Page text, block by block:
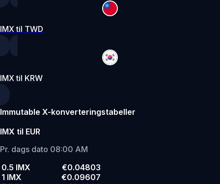
IMX til TWD
IMX til KRW
Immutable X-konverteringstabeller
IMX til EUR
Pr. dags dato 08:00 AM
0.5 IMX
€0.04803
1 IMX
€0.09607